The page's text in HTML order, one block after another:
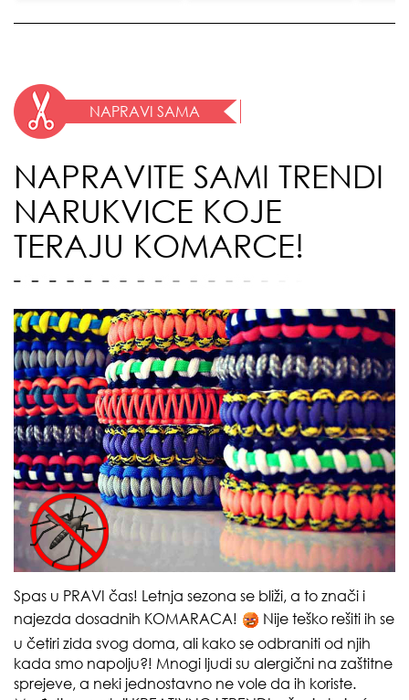
NAPRAVI SAMA
NAPRAVITE SAMI TRENDI
NARUKVICE KOJE
TERAJU KOMARCE!
Spas u PRAVI čas! Letnja sezona se bliži, a to znači i
najezda dosadnih KOMARACA!
Nije teško rešiti ih se
u četiri zida svog doma, ali kako se odbraniti od njih
kada smo napolju?! Mnogi ljudi su alergični na zaštitne
sprejeve, a neki jednostavno ne vole da ih koriste.